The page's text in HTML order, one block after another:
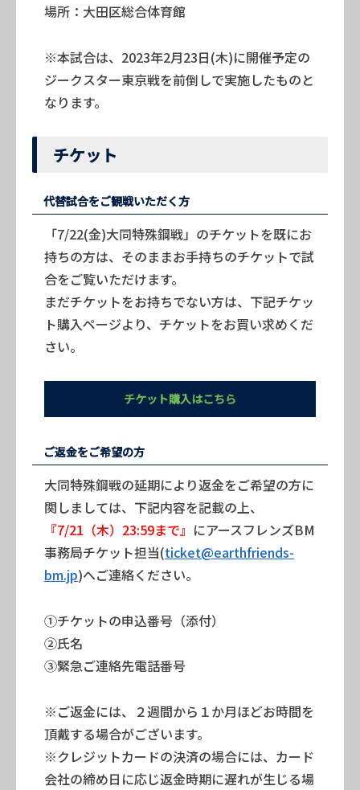
場所：大田区総合体育館
※本試合は、2023年2月23日(木)に開催予定の
ジークスター東京戦を前倒しで実施したものと
なります。
チケット
代替試合をご観戦いただく方
「7/22(金)大同特殊鋼戦」のチケットを既にお
持ちの方は、そのままお手持ちのチケットで試
合をご覧いただけます。
まだチケットをお持ちでない方は、下記チケッ
ト購入ページより、チケットをお買い求めくだ
さい。
チケット購入はこちら
ご返金をご希望の方
大同特殊鋼戦の延期により返金をご希望の方に
関しましては、下記内容を記載の上、
『7/21（木）23:59まで』 にアースフレンズBM
事務局チケット担当(ticket@earthfriends-
bm.jp)へご連絡ください。
①チケットの申込番号（添付）
②氏名
③緊急ご連絡先電話番号
※ご返金には、２週間から１か月ほどお時間を
頂戴する場合がございます。
※クレジットカードの決済の場合には、カード
会社の締め日に応じ返金時期に遅れが生じる場